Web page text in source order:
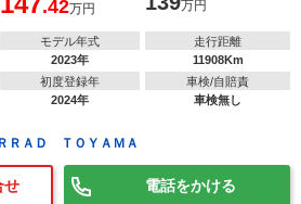
.42万円 万円
モデル年式
2023年
走行距離
11908Km
初度登録年
2024年
車検/自賠責
車検無し
ＲＡＤ ＴＯＹＡＭＡ
せ 電話をかける